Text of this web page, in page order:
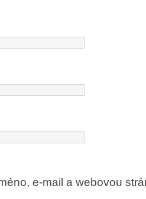
e-mail a webovou